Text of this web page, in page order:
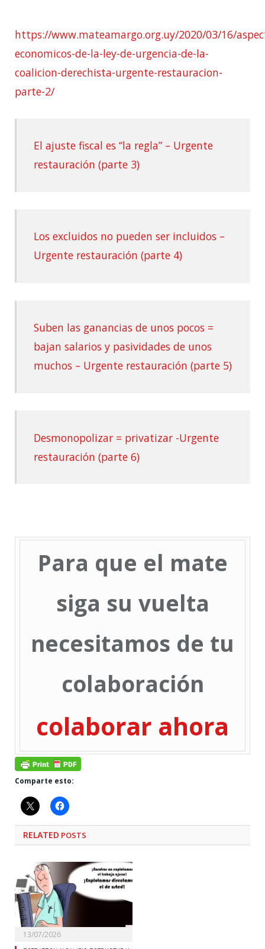
https://www.mateamargo.org.uy/2020/03/16/
economicos-de-la-ley-de-urgencia-de-la-
coalicion-derechista-urgente-restauracion-
parte-2/
El ajuste fiscal es “la regla” – Urgente
restauración (parte 3)
Los excluidos no pueden ser incluidos –
Urgente restauración (parte 4)
Suben las ganancias de unos pocos =
bajan salarios y pasividades de unos
muchos – Urgente restauración (parte 5)
Desmonopolizar = privatizar -Urgente
restauración (parte 6)
Para que el mate
siga su vuelta
necesitamos de tu
colaboración
colaborar ahora
Comparte esto:
RELATED POSTS
13/07/2026